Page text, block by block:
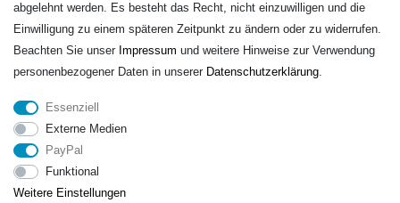
info@dach-teufel.de
abgelehnt werden. Es besteht das Recht, nicht einzuwilligen und die
Einwilligung zu einem späteren Zeitpunkt zu ändern oder zu widerrufen.
Beachten Sie unser Impressum und weitere Hinweise zur Verwendung
personenbezogener Daten in unserer Daten­schutz­erklärung.
Essenziell
Externe Medien
PayPal
Funktional
Weitere Einstellungen